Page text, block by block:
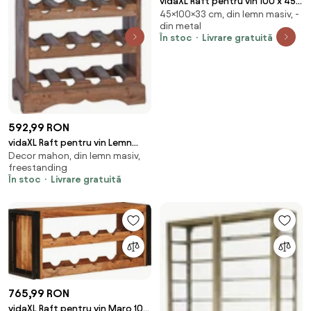
592,99 RON
vidaXL Raft pentru vin Lemn
masiv de mahon
Decor mahon, din lemn masiv,
freestanding
În stoc
Livrare gratuită
33 cm Lemn de Mango Solid și
Şlefuit
45×100×33 cm, din lemn masiv, -
din metal
În stoc
Livrare gratuită
765,99 RON
vidaXL Raft pentru vin Maro 100